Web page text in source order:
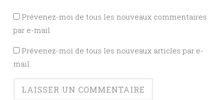
Prévenez-moi de tous les nouveaux commentaires
par e-mail.
Prévenez-moi de tous les nouveaux articles par e-
mail.